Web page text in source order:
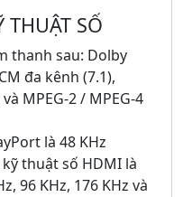
THUẬT SỐ
thanh sau: Dolby
đa kênh (7.1),
MPEG-2 / MPEG-4
là 48 KHz
thuật số HDMI là
96 KHz, 176 KHz và